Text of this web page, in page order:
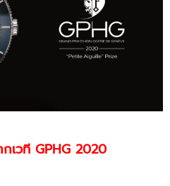
เวที GPHG 2020